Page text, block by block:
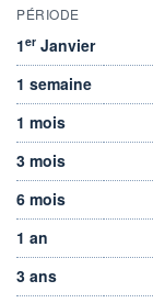
PÉRIODE
1er Janvier
1 semaine
1 mois
3 mois
6 mois
1 an
3 ans